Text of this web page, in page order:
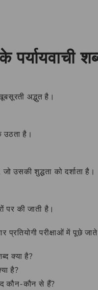
अद्भुत है।
है।
उसकी शुद्धता को दर्शाता है।
पर की जाती है।
परीक्षाओं में पूछे
क्या है?
है?
कौन-कौन से हैं?